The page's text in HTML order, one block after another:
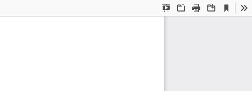
Presentation
OpenPrint Download
Current
View